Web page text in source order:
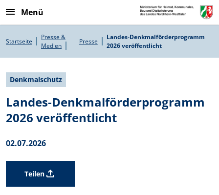
Menü
Pfadnavigation
Startseite
Presse &
Medien
Presse
Landes-Denkmalförderprogramm
2026 veröffentlicht
Denkmalschutz
Landes-Denkmalförderprogramm
2026 veröffentlicht
02.07.2026
Teilen